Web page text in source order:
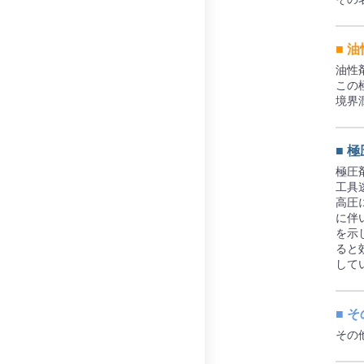
■ 油
油性
この
境界
■ 極
極圧
工具
高圧
に伴
を示
ると
して
■ そ
その